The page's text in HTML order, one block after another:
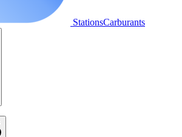
StationsCarburants